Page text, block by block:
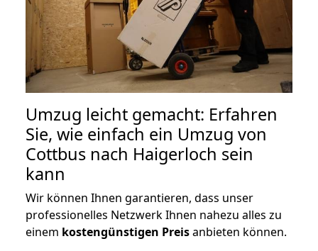
Umzug leicht gemacht: Erfahren
Sie, wie einfach ein Umzug von
Cottbus nach Haigerloch sein
kann
Wir können Ihnen garantieren, dass unser
professionelles Netzwerk Ihnen nahezu alles zu
einem kostengünstigen Preisanbieten können.